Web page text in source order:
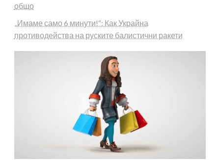
общо
„Имаме само 6 минути!“: Как Украйна
противодейства на руските балистични ракети